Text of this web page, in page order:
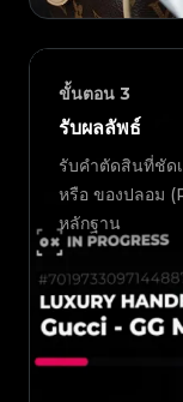
ขั้นตอน 3
รับผลลัพธ์
รับคำตัดสินที่ชัด
หรือ ของปลอม
หลักฐาน